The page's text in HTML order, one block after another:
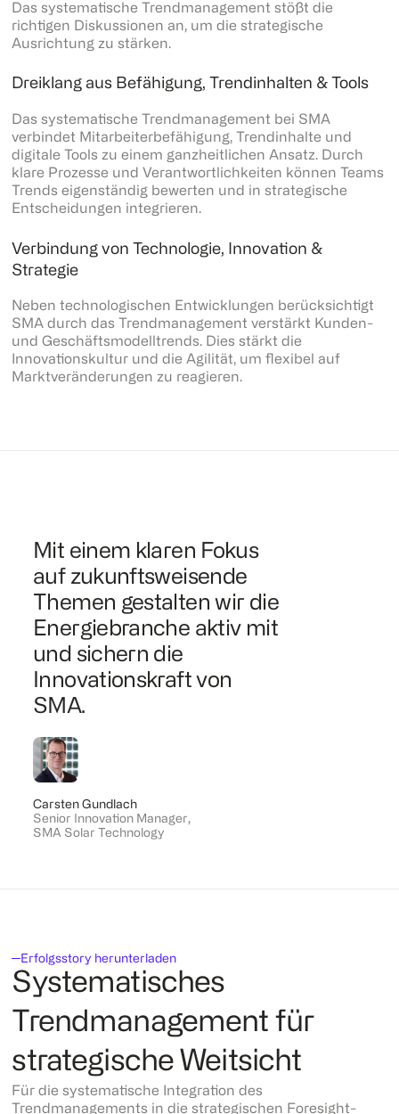
Das systematische Trendmanagement stößt die
richtigen Diskussionen an, um die strategische
Ausrichtung zu stärken.
Dreiklang aus Befähigung, Trendinhalten & Tools
Das systematische Trendmanagement bei SMA
verbindet Mitarbeiterbefähigung, Trendinhalte und
digitale Tools zu einem ganzheitlichen Ansatz. Durch
klare Prozesse und Verantwortlichkeiten können Teams
Trends eigenständig bewerten und in strategische
Entscheidungen integrieren.
Verbindung von Technologie, Innovation &
Strategie
Neben technologischen Entwicklungen berücksichtigt
SMA durch das Trendmanagement verstärkt Kunden-
und Geschäftsmodelltrends. Dies stärkt die
Innovationskultur und die Agilität, um flexibel auf
Marktveränderungen zu reagieren.
Mit einem klaren Fokus
auf zukunftsweisende
Themen gestalten wir die
Energiebranche aktiv mit
und sichern die
Innovationskraft von
SMA.
Carsten Gundlach
Senior Innovation Manager,
SMA Solar Technology
Erfolgsstory herunterladen
Systematisches
Trendmanagement für
strategische Weitsicht
Für die systematische Integration des
Trendmanagements in die strategischen Foresight-